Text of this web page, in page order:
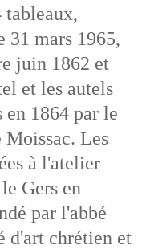
tableaux,
31 mars 1965,
juin 1862 et
et les autels
en 1864 par le
Moissac. Les
à l'atelier
Gers en
par l'abbé
d'art chrétien et